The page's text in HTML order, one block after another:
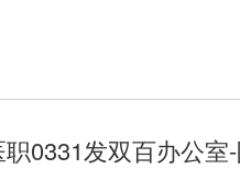
0331发双百办公